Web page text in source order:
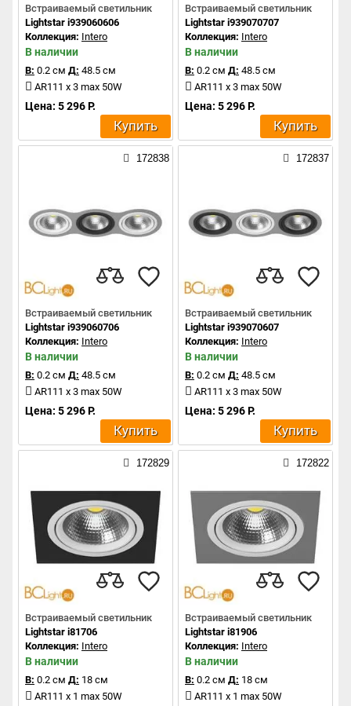
Встраиваемый светильник
Lightstar i939060606
Коллекция: Intero
В наличии
В: 0.2 см Д: 48.5 см
AR111 x 3 max 50W
Цена: 5 296 Р.
Купить
Встраиваемый светильник
Lightstar i939070707
Коллекция: Intero
В наличии
В: 0.2 см Д: 48.5 см
AR111 x 3 max 50W
Цена: 5 296 Р.
Купить
172838
Встраиваемый светильник
Lightstar i939060706
Коллекция: Intero
В наличии
В: 0.2 см Д: 48.5 см
AR111 x 3 max 50W
Цена: 5 296 Р.
Купить
172837
Встраиваемый светильник
Lightstar i939070607
Коллекция: Intero
В наличии
В: 0.2 см Д: 48.5 см
AR111 x 3 max 50W
Цена: 5 296 Р.
Купить
172829
Встраиваемый светильник
Lightstar i81706
Коллекция: Intero
В наличии
В: 0.2 см Д: 18 см
AR111 x 1 max 50W
172822
Встраиваемый светильник
Lightstar i81906
Коллекция: Intero
В наличии
В: 0.2 см Д: 18 см
AR111 x 1 max 50W